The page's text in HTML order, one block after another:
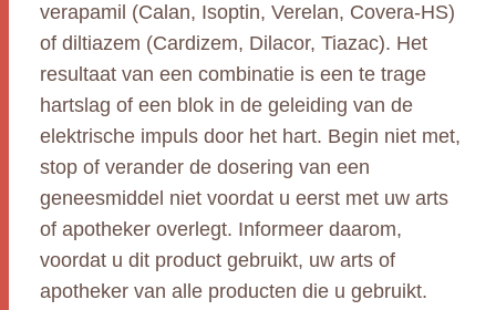
verapamil (Calan, Isoptin, Verelan, Covera-HS)
of diltiazem (Cardizem, Dilacor, Tiazac). Het
resultaat van een combinatie is een te trage
hartslag of een blok in de geleiding van de
elektrische impuls door het hart. Begin niet met,
stop of verander de dosering van een
geneesmiddel niet voordat u eerst met uw arts
of apotheker overlegt. Informeer daarom,
voordat u dit product gebruikt, uw arts of
apotheker van alle producten die u gebruikt.